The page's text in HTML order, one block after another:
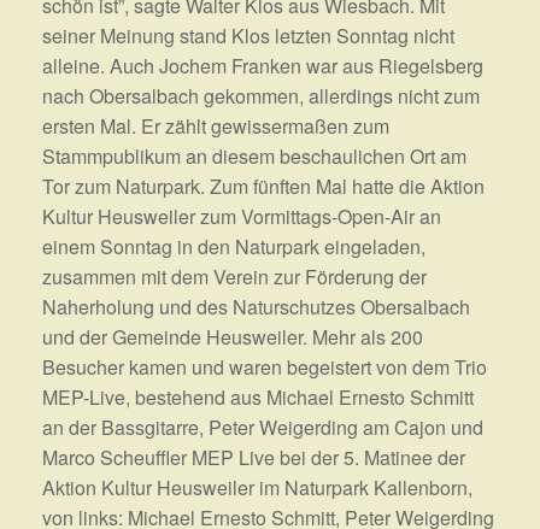
seiner Meinung stand Klos letzten Sonntag nicht
alleine. Auch Jochem Franken war aus Riegelsberg
nach Obersalbach gekommen, allerdings nicht zum
ersten Mal. Er zählt gewissermaßen zum
Stammpublikum an diesem beschaulichen Ort am
Tor zum Naturpark. Zum fünften Mal hatte die Aktion
Kultur Heusweiler zum Vormittags-Open-Air an
einem Sonntag in den Naturpark eingeladen,
zusammen mit dem Verein zur Förderung der
Naherholung und des Naturschutzes Obersalbach
und der Gemeinde Heusweiler. Mehr als 200
Besucher kamen und waren begeistert von dem Trio
MEP-Live, bestehend aus Michael Ernesto Schmitt
an der Bassgitarre, Peter Weigerding am Cajon und
Marco Scheuffler MEP Live bei der 5. Matinee der
Aktion Kultur Heusweiler im Naturpark Kallenborn,
von links: Michael Ernesto Schmitt, Peter Weigerding